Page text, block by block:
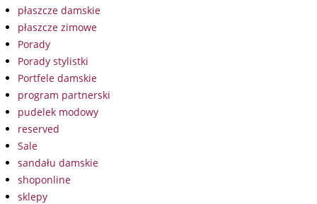
płaszcze damskie
płaszcze zimowe
Porady
Porady stylistki
Portfele damskie
program partnerski
pudelek modowy
reserved
Sale
sandału damskie
shoponline
sklepy